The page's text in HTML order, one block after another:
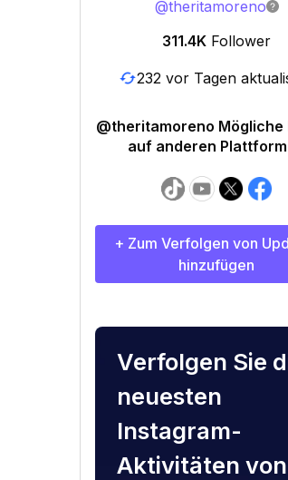
@theritamoreno
311.4K Follower
232 vor Tagen
@theritamoreno Mögliche
auf anderen
+ Zum Verfolgen von
hinzufügen
Verfolgen Sie
neuesten
Instagram-
Aktivitäten von